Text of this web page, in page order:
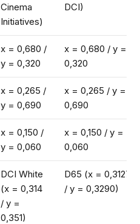
Cinema
Initiatives)
DCI)
x = 0,680 /
y = 0,320
x = 0,680 / y =
0,320
x = 0,265 /
y = 0,690
x = 0,265 / y =
0,690
x = 0,150 /
y = 0,060
x = 0,150 / y =
0,060
DCI White
(x = 0,314
/ y =
0,351)
D65 (x = 0,3127
/ y = 0,3290)